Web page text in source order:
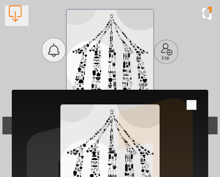
lite
Το Μεγάλο Μας Τσίρκο
Εστιατόρια και Ταβέρνες
Βλέπουν τώρα: